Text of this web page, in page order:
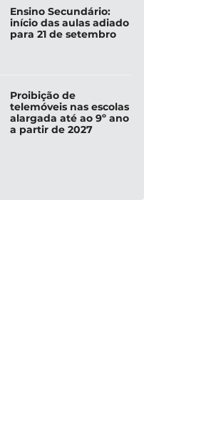
Ensino Secundário:
início das aulas adiado
para 21 de setembro
Proibição de
telemóveis nas escolas
alargada até ao 9º ano
a partir de 2027